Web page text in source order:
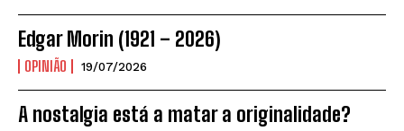
Edgar Morin (1921 – 2026)
OPINIÃO 19/07/2026
A nostalgia está a matar a originalidade?